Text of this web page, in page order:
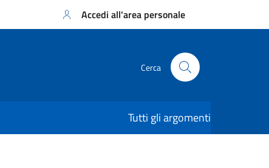
Accedi all'area personale
Cerca
Tutti gli argomenti